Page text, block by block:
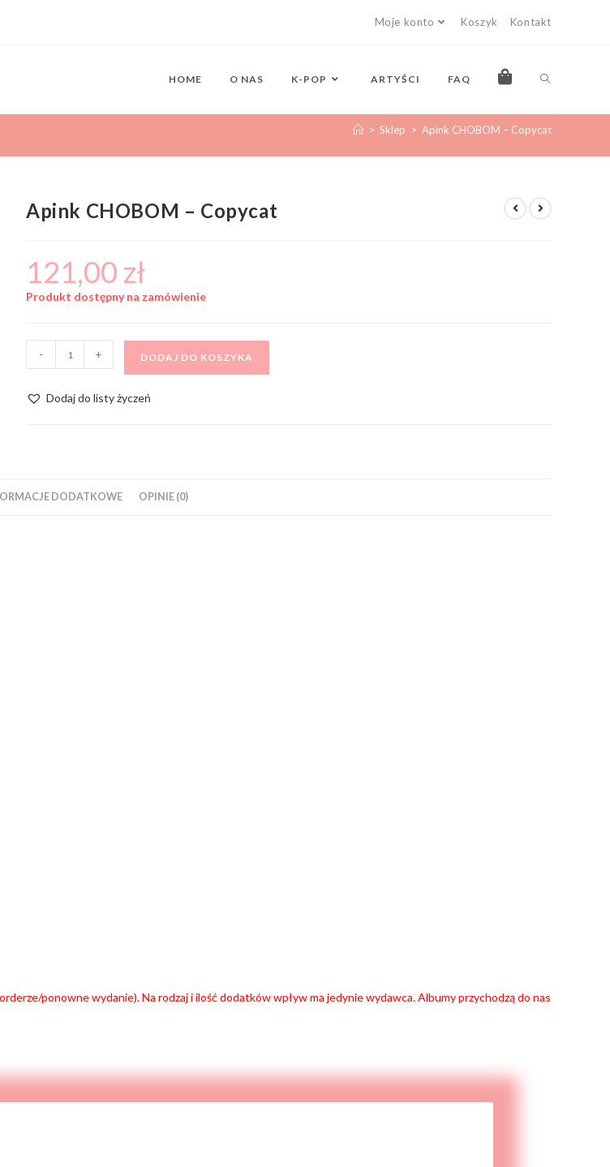
Moje konto Koszyk Kontakt
HOME O NAS K-POP ARTYŚCI FAQ
> Sklep > Apink CHOBOM – Copycat
Apink CHOBOM – Copycat
121,00 zł
Produkt dostępny na zamówienie
- + DODAJ DO KOSZYKA
Dodaj do listy życzeń
DODATKOWE OPINIE (0)
ponowne wydanie). Na rodzaj i ilość dodatków wpływ ma jedynie wydawca. Albumy przychodzą do nas